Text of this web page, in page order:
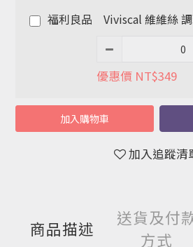
福利良品 Viviscal 維維絲
優惠價 NT$349
加入購物車
加入追蹤清
商品描述
送貨及付
方式